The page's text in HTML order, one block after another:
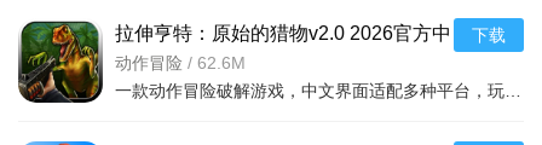
拉伸亨特：原始的猎物v2.0 2026官方中
文版
动作冒险 / 62.6M
下载